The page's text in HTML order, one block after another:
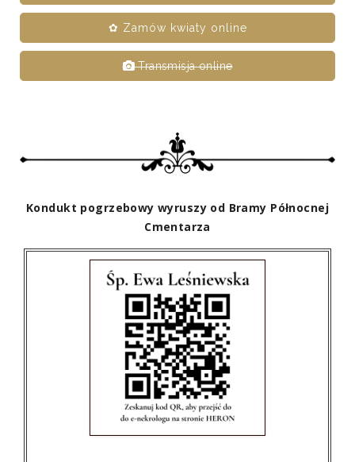
✿ Zamów kwiaty online
Transmisja online
Kondukt pogrzebowy wyruszy od Bramy Północnej
Cmentarza